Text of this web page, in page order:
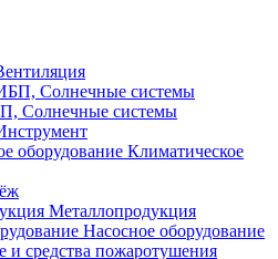
Солнечные системы
Климатическое
Металлопродукция
Насосное оборудование